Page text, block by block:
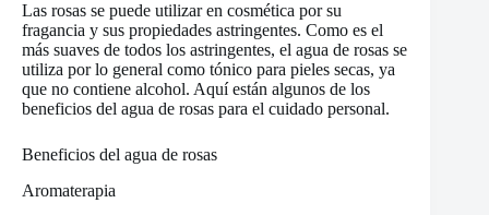
Las rosas se puede utilizar en cosmética por su
fragancia y sus propiedades astringentes. Como es el
más suaves de todos los astringentes, el agua de rosas se
utiliza por lo general como tónico para pieles secas, ya
que no contiene alcohol. Aquí están algunos de los
beneficios del agua de rosas para el cuidado personal.
Beneficios del agua de rosas
Aromaterapia